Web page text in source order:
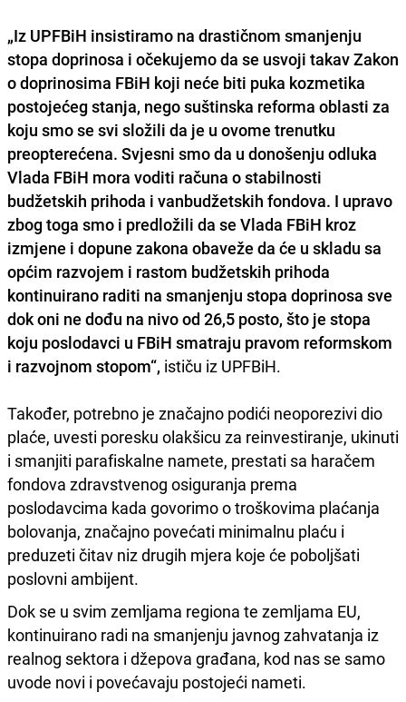
„Iz UPFBiH insistiramo na drastičnom smanjenju
stopa doprinosa i očekujemo da se usvoji takav Zakon
o doprinosima FBiH koji neće biti puka kozmetika
postojećeg stanja, nego suštinska reforma oblasti za
koju smo se svi složili da je u ovome trenutku
preopterećena. Svjesni smo da u donošenju odluka
Vlada FBiH mora voditi računa o stabilnosti
budžetskih prihoda i vanbudžetskih fondova. I upravo
zbog toga smo i predložili da se Vlada FBiH kroz
izmjene i dopune zakona obaveže da će u skladu sa
općim razvojem i rastom budžetskih prihoda
kontinuirano raditi na smanjenju stopa doprinosa sve
dok oni ne dođu na nivo od 26,5 posto, što je stopa
koju poslodavci u FBiH smatraju pravom reformskom
i razvojnom stopom“, ističu iz UPFBiH.
Također, potrebno je značajno podići neoporezivi dio
plaće, uvesti poresku olakšicu za reinvestiranje, ukinuti
i smanjiti parafiskalne namete, prestati sa haračem
fondova zdravstvenog osiguranja prema
poslodavcima kada govorimo o troškovima plaćanja
bolovanja, značajno povećati minimalnu plaću i
preduzeti čitav niz drugih mjera koje će poboljšati
poslovni ambijent.
Dok se u svim zemljama regiona te zemljama EU,
kontinuirano radi na smanjenju javnog zahvatanja iz
realnog sektora i džepova građana, kod nas se samo
uvode novi i povećavaju postojeći nameti.